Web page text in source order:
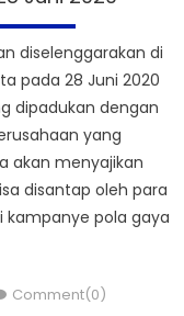
diselenggarakan di
pada 28 Juni 2020
dipadukan dengan
yang
akan menyajikan
disantap oleh para
kampanye pola gaya
Comment(0)